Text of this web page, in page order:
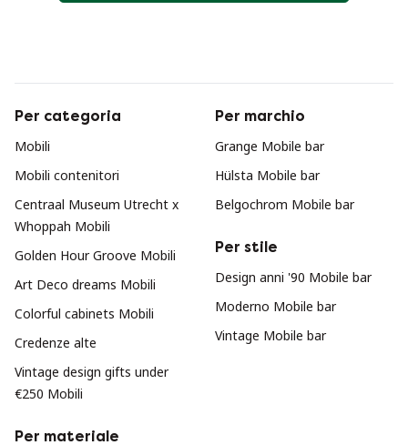
Per categoria
Mobili
Mobili contenitori
Centraal Museum Utrecht x
Whoppah Mobili
Golden Hour Groove Mobili
Art Deco dreams Mobili
Colorful cabinets Mobili
Credenze alte
Vintage design gifts under
€250 Mobili
Per marchio
Grange Mobile bar
Hülsta Mobile bar
Belgochrom Mobile bar
Per stile
Design anni '90 Mobile bar
Moderno Mobile bar
Vintage Mobile bar
Per materiale